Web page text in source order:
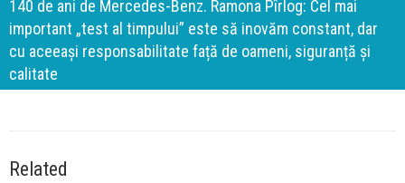
140 de ani de Mercedes-Benz. Ramona Pîrlog: Cel mai
important „test al timpului” este să inovăm constant, dar
cu aceeași responsabilitate față de oameni, siguranță și
calitate
Related